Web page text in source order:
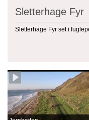
Sletterhage Fyr
Sletterhage Fyr set i